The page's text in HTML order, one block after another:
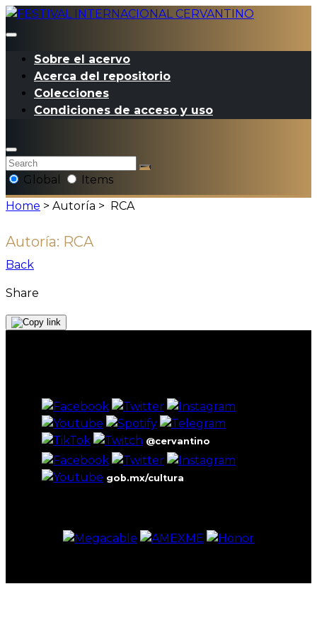
Sobre el acervo
Acerca del repositorio
Colecciones
Condiciones de acceso y uso
Global
Items
Home > Autoría > RCA
Autoría: RCA
Back
Share
@cervantino
gob.mx/cultura